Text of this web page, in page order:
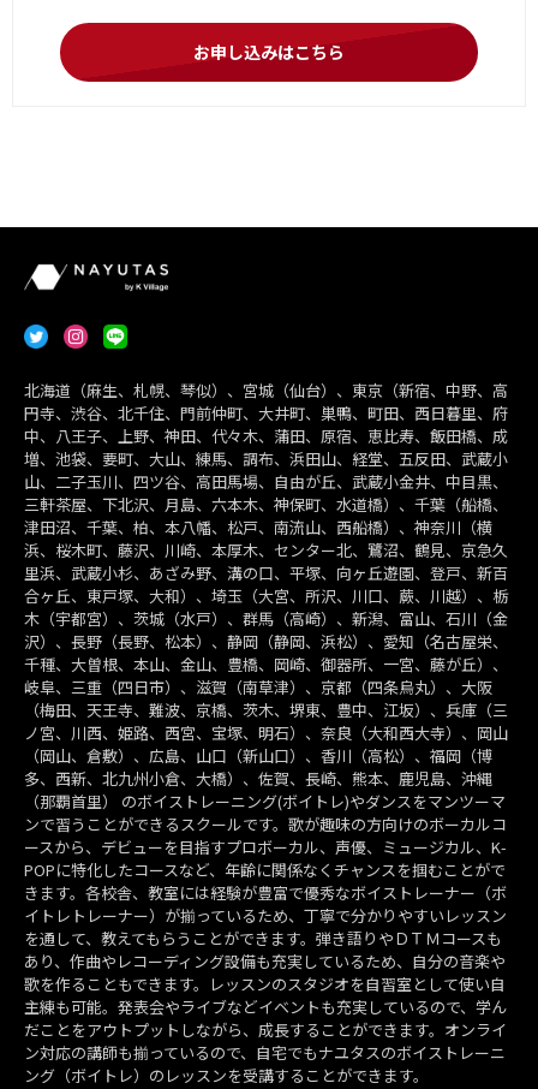
お申し込みはこちら
北海道（麻生、札幌、琴似）、宮城（仙台）、東京（新宿、中野、高
円寺、渋谷、北千住、門前仲町、大井町、巣鴨、町田、西日暮里、府
中、八王子、上野、神田、代々木、蒲田、原宿、恵比寿、飯田橋、成
増、池袋、要町、大山、練馬、調布、浜田山、経堂、五反田、武蔵小
山、二子玉川、四ツ谷、高田馬場、自由が丘、武蔵小金井、中目黒、
三軒茶屋、下北沢、月島、六本木、神保町、水道橋）、千葉（船橋、
津田沼、千葉、柏、本八幡、松戸、南流山、西船橋）、神奈川（横
浜、桜木町、藤沢、川崎、本厚木、センター北、鷺沼、鶴見、京急久
里浜、武蔵小杉、あざみ野、溝の口、平塚、向ヶ丘遊園、登戸、新百
合ヶ丘、東戸塚、大和）、埼玉（大宮、所沢、川口、蕨、川越）、栃
木（宇都宮）、茨城（水戸）、群馬（高崎）、新潟、富山、石川（金
沢）、長野（長野、松本）、静岡（静岡、浜松）、愛知（名古屋栄、
千種、大曽根、本山、金山、豊橋、岡崎、御器所、一宮、藤が丘）、
岐阜、三重（四日市）、滋賀（南草津）、京都（四条烏丸）、大阪
（梅田、天王寺、難波、京橋、茨木、堺東、豊中、江坂）、兵庫（三
ノ宮、川西、姫路、西宮、宝塚、明石）、奈良（大和西大寺）、岡山
（岡山、倉敷）、広島、山口（新山口）、香川（高松）、福岡（博
多、西新、北九州小倉、大橋）、佐賀、長崎、熊本、鹿児島、沖縄
（那覇首里） のボイストレーニング(ボイトレ)やダンスをマンツーマ
ンで習うことができるスクールです。歌が趣味の方向けのボーカルコ
ースから、デビューを目指すプロボーカル、声優、ミュージカル、K-
POPに特化したコースなど、年齢に関係なくチャンスを掴むことがで
きます。各校舎、教室には経験が豊富で優秀なボイストレーナー（ボ
イトレトレーナー）が揃っているため、丁寧で分かりやすいレッスン
を通して、教えてもらうことができます。弾き語りやＤＴＭコースも
あり、作曲やレコーディング設備も充実しているため、自分の音楽や
歌を作ることもできます。レッスンのスタジオを自習室として使い自
主練も可能。発表会やライブなどイベントも充実しているので、学ん
だことをアウトプットしながら、成長することができます。オンライ
ン対応の講師も揃っているので、自宅でもナユタスのボイストレーニ
ング（ボイトレ）のレッスンを受講することができます。